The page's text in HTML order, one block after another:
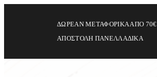
ΔΩΡΕΑΝ ΜΕΤΑΦΟΡΙΚΑ ΑΠΟ 70€
ΑΠΟΣΤΟΛΗ ΠΑΝΕΛΛΑΔΙΚΑ